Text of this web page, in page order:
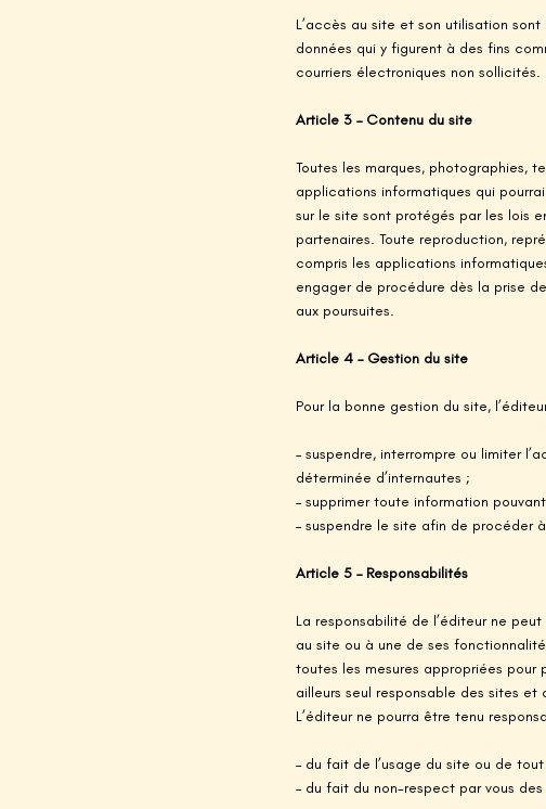
L’accès au site et son utilisation
données qui y figurent à des fins
courriers électroniques non sollicités.
Article 3 – Contenu du site
Toutes les marques, photographies,
applications informatiques qui
sur le site sont protégés par les lois
partenaires. Toute reproduction,
compris les applications
engager de procédure dès la prise
aux poursuites.
Article 4 – Gestion du site
Pour la bonne gestion du site,
– suspendre, interrompre ou limiter
déterminée d’internautes ;
– supprimer toute information
– suspendre le site afin de procéder
Article 5 – Responsabilités
La responsabilité de l’éditeur ne
au site ou à une de ses
toutes les mesures appropriées
ailleurs seul responsable des sites et
L’éditeur ne pourra être tenu
– du fait de l’usage du site ou de
– du fait du non-respect par vous